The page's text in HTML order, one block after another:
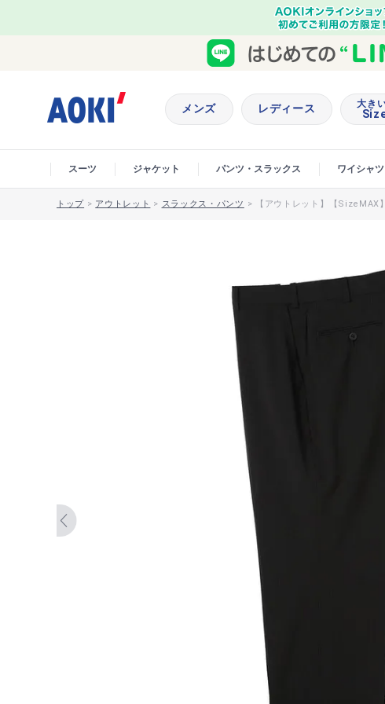
メンズ レディース 大き
スーツ ジャケット パンツ・スラックス ワイシャツ
トップ > アウトレット > スラックス・パンツ > 【アウトレット】【